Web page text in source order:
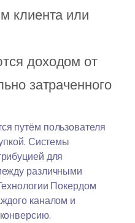
клиента или
доходом от
затраченного
путём пользователя
Системы
для
различными
Покердом
каналом и